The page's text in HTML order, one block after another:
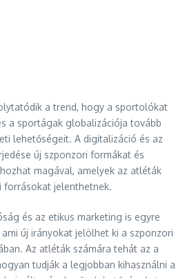
a trend, hogy a sportolókat
a sportágak globalizációja tovább
lehetőségeit. A digitalizáció és az
új szponzori formákat és
magával, amelyek az atléták
forrásokat jelenthetnek.
és az etikus marketing is egyre
új irányokat jelölhet ki a szponzori
Az atléták számára tehát az a
tudják a legjobban kihasználni a